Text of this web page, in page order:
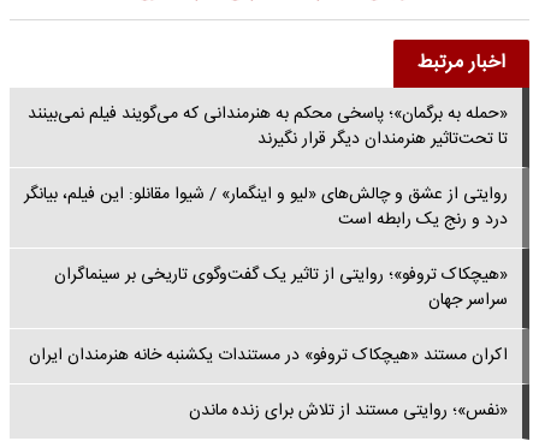
اخبار مرتبط
«حمله به برگمان»؛ پاسخی محکم به هنرمندانی که می‌گویند فیلم نمی‌بینند
تا تحت‌تاثیر هنرمندان دیگر قرار نگیرند
روایتی از عشق و چالش‌های «لیو و اینگمار» / شیوا مقانلو: این فیلم، بیانگر
درد و رنج یک رابطه است
«هیچکاک تروفو»؛ روایتی از تاثیر یک گفت‌وگوی تاریخی بر سینماگران
سراسر جهان
اکران مستند «هیچکاک تروفو» در مستندات یکشنبه خانه هنرمندان ایران
«نفس»؛ روایتی مستند از تلاش برای زنده ماندن